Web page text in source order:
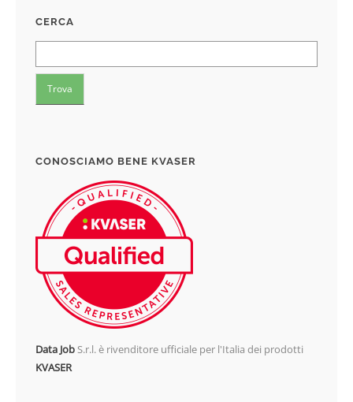
CERCA
CONOSCIAMO BENE KVASER
Data JobS.r.l. è rivenditore ufficiale per l'Italia dei prodotti
KVASER